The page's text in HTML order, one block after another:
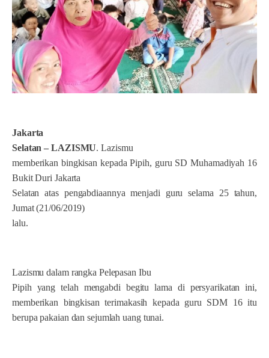
Jakarta
Selatan – LAZISMU. Lazismu
memberikan bingkisan kepada Pipih, guru SD Muhamadiyah 16
Bukit Duri Jakarta
Selatan atas pengabdiaannya menjadi guru selama 25 tahun,
Jumat (21/06/2019)
lalu.
Lazismu dalam rangka Pelepasan Ibu
Pipih yang telah mengabdi begitu lama di persyarikatan ini,
memberikan bingkisan terimakasih kepada guru SDM 16 itu
berupa pakaian dan sejumlah uang tunai.